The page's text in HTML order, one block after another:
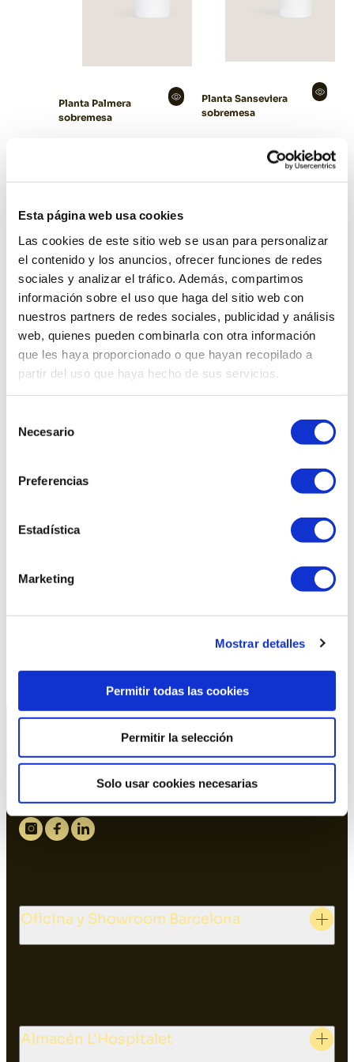
Esta página web usa cookies
Las cookies de este sitio web se usan para personalizar
el contenido y los anuncios, ofrecer funciones de redes
sociales y analizar el tráfico. Además, compartimos
información sobre el uso que haga del sitio web con
nuestros partners de redes sociales, publicidad y análisis
web, quienes pueden combinarla con otra información
que les haya proporcionado o que hayan recopilado a
partir del uso que haya hecho de sus servicios.
Necesario
Preferencias
Estadística
Marketing
Mostrar detalles
Permitir todas las cookies
Permitir la selección
Solo usar cookies necesarias
Planta Palmera
sobremesa
Planta Sanseviera
sobremesa
934 10 3 1 48 - 9 34 393 01 1
Instagram
FacebookLinkedin
Oficina y Showroom Barcelona
Almacén L'Hospitalet